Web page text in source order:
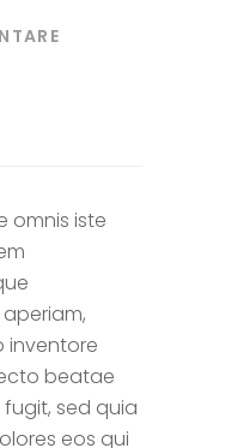
omnis iste
inventore
beatae
sed quia
eos qui